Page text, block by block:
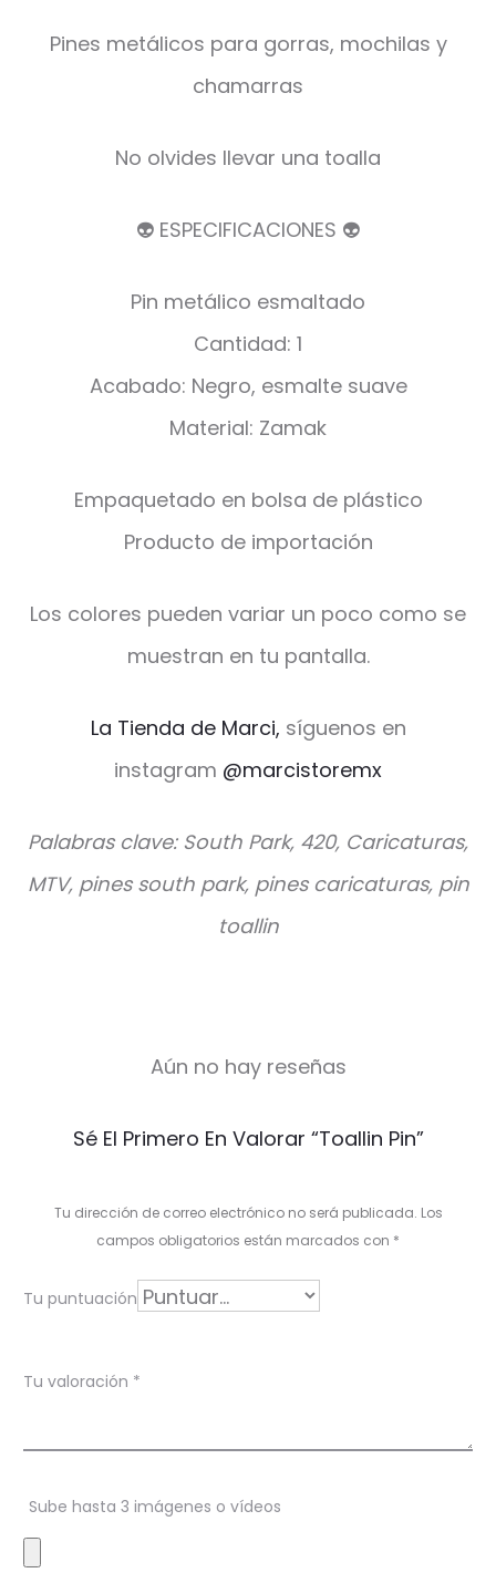
Pines metálicos para gorras, mochilas y
chamarras
No olvides llevar una toalla
👽 ESPECIFICACIONES 👽
Pin metálico esmaltado
Cantidad: 1
Acabado: Negro, esmalte suave
Material: Zamak
Empaquetado en bolsa de plástico
Producto de importación
Los colores pueden variar un poco como se
muestran en tu pantalla.
La Tienda de Marci, síguenos en
instagram @marcistoremx
Palabras clave: South Park, 420, Caricaturas,
MTV, pines south park, pines caricaturas, pin
toallin
r
i
o
e
s
Aún no hay reseñas
Sé El Primero En Valorar “Toallin Pin”
Tu dirección de correo electrónico no será publicada. Los
campos obligatorios están marcados con *
Tu puntuación
Tu valoración *
Sube hasta 3 imágenes o vídeos